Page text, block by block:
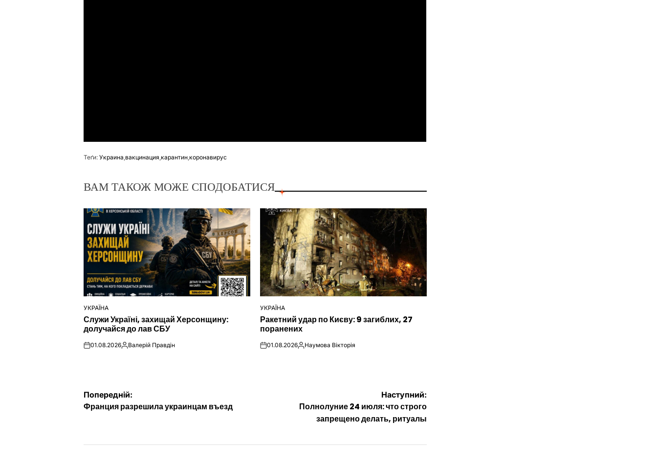
Теґи: Украина,вакцинация,карантин,коронавирус
ВАМ ТАКОЖ МОЖЕ СПОДОБАТИСЯ
ОПУБЛІКУВАТИ
У
УКРАЇНА
Служи Україні, захищай Херсонщину:
долучайся до лав СБУ
on01.08.2026Опубліковано
Валерій Правдін
ОПУБЛІКУВАТИ
У
УКРАЇНА
Ракетний удар по Києву: 9 загиблих, 27
поранених
on01.08.2026Опубліковано
Наумова Вікторія
Навігація
Попередній:
Франция разрешила украинцам въезд
Наступний:
Полнолуние 24 июля: что строго
запрещено делать, ритуалы